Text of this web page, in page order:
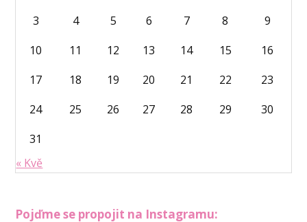
3
4 5 6 7 8
9
10
11 12 13 14 15
16
17
18 19 20 21 22
23
24
25 26 27 28 29
30
31
« Kvě
Pojďme se propojit na Instagramu: